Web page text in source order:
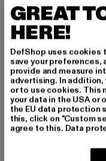
URBAN CLASSICS
Basic Essential
17,50 EUR
Derzeitiger Preis: 17,50
34,99 EUR
GREAT
HERE!
DefShop uses cookies
save your preferences,
provide and measure
advertising. In
or to use cookies. This
your data in the USA or
the EU data protection
this, click on "Custom
agree to this. Data